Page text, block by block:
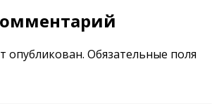
опубликован. Обязательные поля